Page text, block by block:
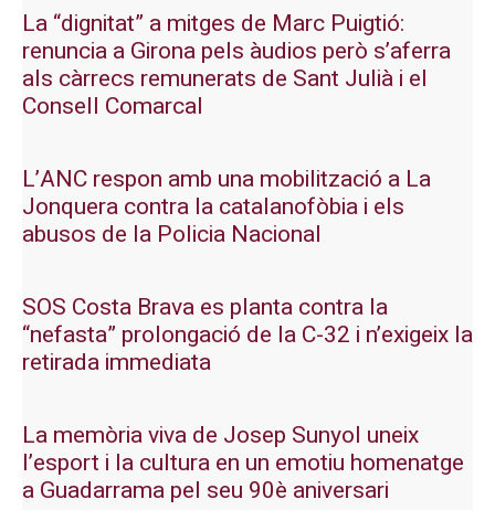
La “dignitat” a mitges de Marc Puigtió:
renuncia a Girona pels àudios però s’aferra
als càrrecs remunerats de Sant Julià i el
Consell Comarcal
L’ANC respon amb una mobilització a La
Jonquera contra la catalanofòbia i els
abusos de la Policia Nacional
SOS Costa Brava es planta contra la
“nefasta” prolongació de la C-32 i n’exigeix la
retirada immediata
La memòria viva de Josep Sunyol uneix
l’esport i la cultura en un emotiu homenatge
a Guadarrama pel seu 90è aniversari